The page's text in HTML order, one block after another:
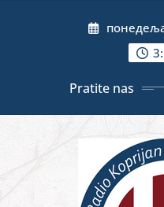
Pratite nas